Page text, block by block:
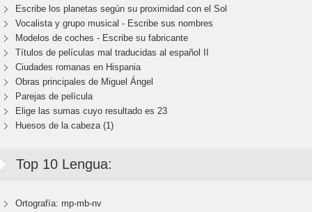
Escribe los planetas según su proximidad con el Sol
Vocalista y grupo musical - Escribe sus nombres
Modelos de coches - Escribe su fabricante
Títulos de películas mal traducidas al español II
Ciudades romanas en Hispania
Obras principales de Miguel Ángel
Parejas de película
Elige las sumas cuyo resultado es 23
Huesos de la cabeza (1)
Top 10 Lengua:
Ortografía: mp-mb-nv